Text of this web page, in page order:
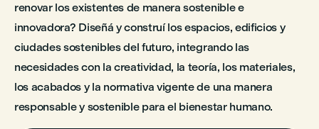
renovar los existentes de manera sostenible e
innovadora? Diseñá y construí los espacios, edificios y
ciudades sostenibles del futuro, integrando las
necesidades con la creatividad, la teoría, los materiales,
los acabados y la normativa vigente de una manera
responsable y sostenible para el bienestar humano.